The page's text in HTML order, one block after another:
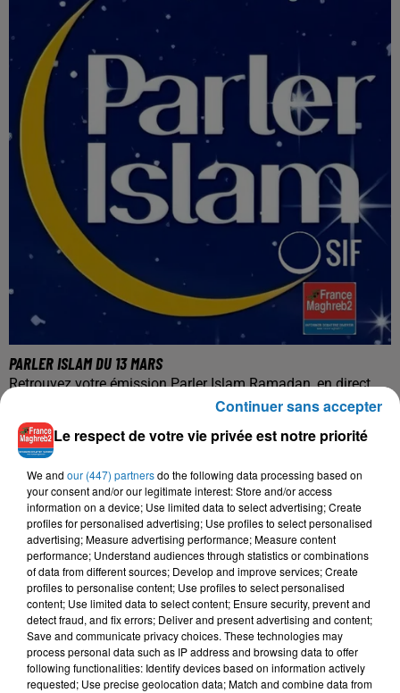
PARLER ISLAM DU 13 MARS
Retrouvez votre émission Parler Islam Ramadan, en direct,
tous les jours, durant le mois béni du Ram
Le respect de votre vie privée est notre priorité
We and our (447) partnersdo the following data processing based on
your consent and/or our legitimate interest: Store and/or access
information on a device; Use limited data to select advertising; Create
profiles for personalised advertising; Use profiles to select personalised
advertising; Measure advertising performance; Measure content
performance; Understand audiences through statistics or combinations
of data from different sources; Develop and improve services; Create
profiles to personalise content; Use profiles to select personalised
content; Use limited data to select content; Ensure security, prevent and
detect fraud, and fix errors; Deliver and present advertising and content;
Save and communicate privacy choices. These technologies may
process personal data such as IP address and browsing data to offer
following functionalities: Identify devices based on information actively
requested; Use precise geolocation data; Match and combine data from
Continuer sans accepter